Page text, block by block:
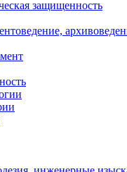
защищенность